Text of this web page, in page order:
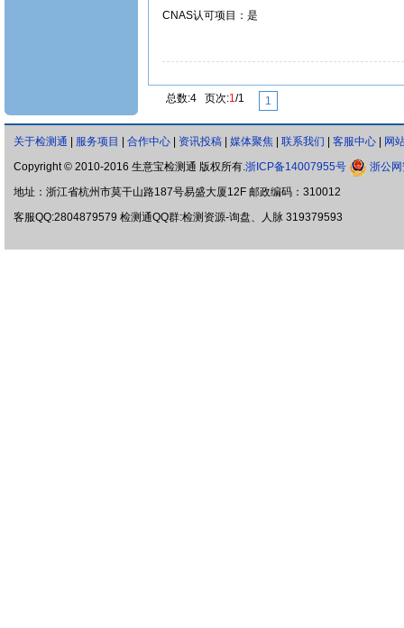
CNAS认可项目：是
总数:4 页次:1/1 1
关于检测通 服务项目 合作中心 资讯投稿 媒体聚焦 联系我们 客服中心
网
Copyright © 2010-2016 生意宝检测通 版权所有.浙ICP备14007955号
浙公
地址：浙江省杭州市莫干山路187号易盛大厦12F 邮政编码：310012
客服QQ:2804879579 检测通QQ群:检测资源-询盘、人脉 319379593